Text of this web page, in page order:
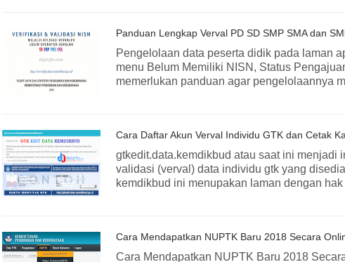
Panduan Lengkap Verval PD SD SMP SMA dan
Pengelolaan data peserta didik pada laman
menu Belum Memiliki NISN, Status
memerlukan panduan agar pengelolaannya
Cara Daftar Akun Verval Individu GTK dan Cetak
gtkedit.data.kemdikbud atau saat ini menjadi
validasi (verval) data individu gtk yang
kemdikbud ini menupakan laman dengan
Cara Mendapatkan NUPTK Baru 2018 Secara
Cara Mendapatkan NUPTK Baru 2018